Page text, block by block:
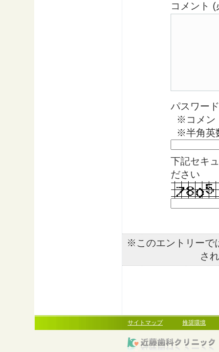
コメント (
パスワー
※コメン
※半角英
下記セキ
ださい
※このエントリーで
さ
サイトマップ 推奨環境